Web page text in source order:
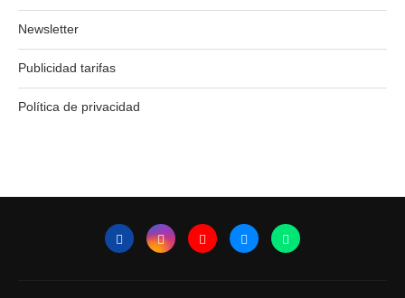
Newsletter
Publicidad tarifas
Política de privacidad